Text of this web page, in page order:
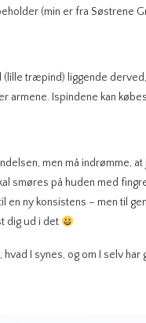
(min er fra Søstrene
(lille træpind) liggende
armene. Ispindene kan
men må indrømme,
smøres på huden med
en ny konsistens – men til
dig ud i det
hvad I synes, og om I selv